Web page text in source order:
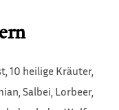
10 heilige Kräuter,
Salbei, Lorbeer,